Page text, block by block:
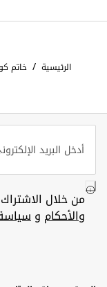
الرئيسية / خاتم
من خلال
والأحكام و